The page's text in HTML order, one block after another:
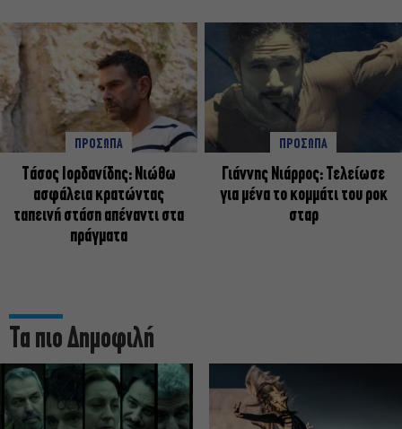
ΠΡΟΣΩΠΑ
Tάσος Ιορδανίδης: Νιώθω
ασφάλεια κρατώντας
ταπεινή στάση απέναντι στα
πράγματα
ΠΡΟΣΩΠΑ
Γιάννης Νιάρρος: Τελείωσε
για μένα το κομμάτι του ροκ
σταρ
Τα πιο Δημοφιλή